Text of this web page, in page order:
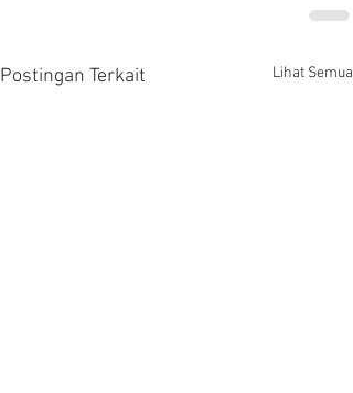
Postingan Terkait Lihat Semua